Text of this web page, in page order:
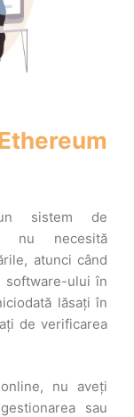
sistem de
nu necesită
atunci când
software-ului în
lăsați în
de verificarea
nu aveți
sau